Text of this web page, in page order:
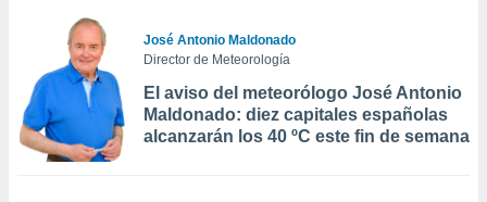
José Antonio Maldonado
Director de Meteorología
El aviso del meteorólogo José Antonio
Maldonado: diez capitales españolas
alcanzarán los 40 ºC este fin de semana